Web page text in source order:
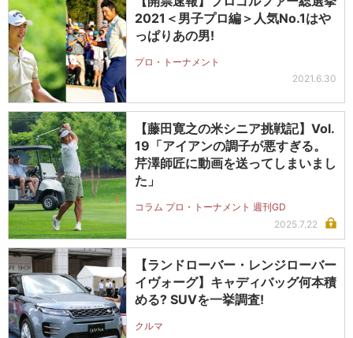
2021＜男子プロ編＞人気No.1はや
っぱりあの男!
プロ・トーナメント
2021.6.30
【藤田寛之の米シニア挑戦記】Vol.
19「アイアンの調子が悪すぎる。
芹澤師匠に動画を送ってしまいまし
た」
コラム プロ・トーナメント 週刊GD
2025.7.22
【ランドローバー・レンジローバー
イヴォーグ】キャディバッグ何本積
める? SUVを一挙調査!
クルマ